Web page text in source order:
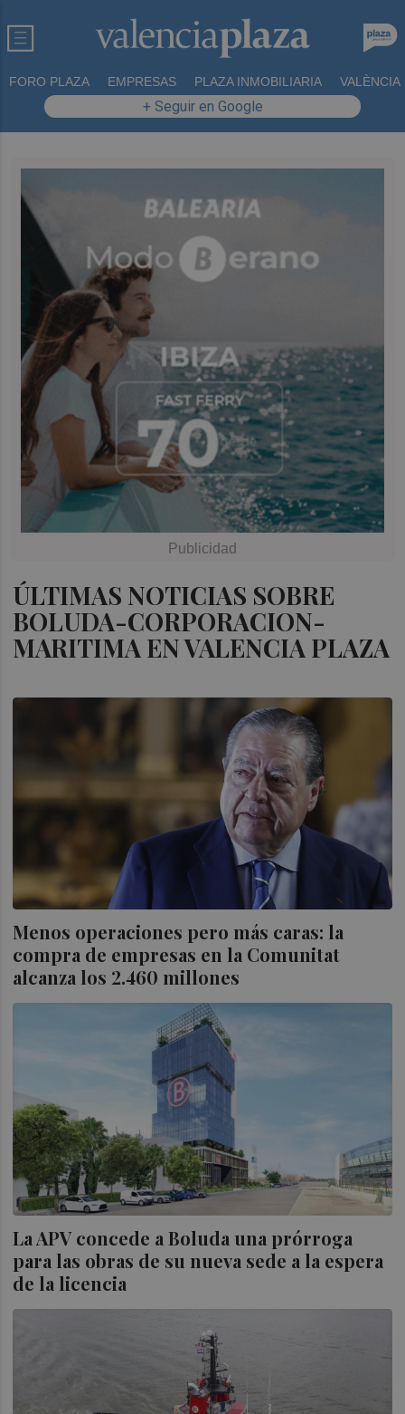
FORO PLAZA EMPRESAS PLAZA INMOBILIARIA VALÈNCIA
+ Seguir en Google
ÚLTIMAS NOTICIAS SOBRE
BOLUDA-CORPORACION-
MARITIMA EN VALENCIA PLAZA
Menos operaciones pero más caras: la
compra de empresas en la Comunitat
alcanza los 2.460 millones
La APV concede a Boluda una prórroga
para las obras de su nueva sede a la espera
de la licencia